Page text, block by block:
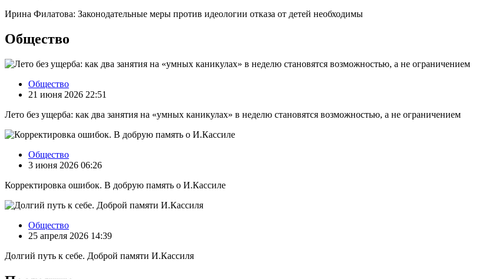
Ирина Филатова: Законодательные меры против идеологии отказа от детей необходимы
Общество
Общество
21 июня 2026 22:51
Лето без ущерба: как два занятия на «умных каникулах» в неделю становятся возможностью, а не ограничением
Общество
3 июня 2026 06:26
Корректировка ошибок. В добрую память о И.Кассиле
Общество
25 апреля 2026 14:39
Долгий путь к себе. Доброй памяти И.Кассиля